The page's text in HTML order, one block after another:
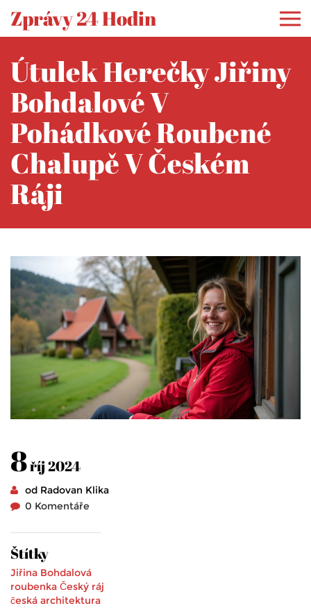
Zprávy 24 Hodin
Útulek Herečky Jiřiny
Bohdalové V
Pohádkové Roubené
Chalupě V Českém
Ráji
8říj 2024
od Radovan Klika
0 Komentáře
Štítky
Jiřina Bohdalová
roubenka Český ráj
česká architektura